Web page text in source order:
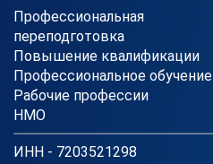
Профессиональная
переподготовка
Повышение квалификации
Профессиональное обучение
Рабочие профессии
НМО
ИНН - 7203521298